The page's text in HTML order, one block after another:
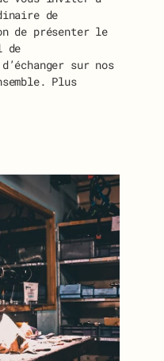
de
de présenter le
de
sur nos
Plus